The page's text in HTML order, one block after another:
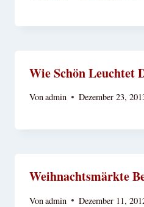
Wie Schön Leuchtet
Vonadmin Dezember 23,
Weihnachtsmärkte
Vonadmin Dezember 11,